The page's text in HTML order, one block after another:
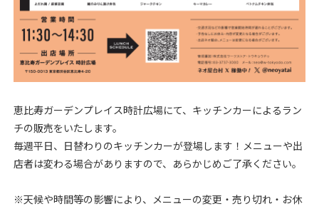
恵比寿ガーデンプレイス時計広場にて、キッチンカーによるラン
チの販売をいたします。
毎週平日、日替わりのキッチンカーが登場します！ メニューや出
店者は変わる場合がありますので、あらかじめご了承ください。
※天候や時間等の影響により、メニューの変更・売り切れ・お休